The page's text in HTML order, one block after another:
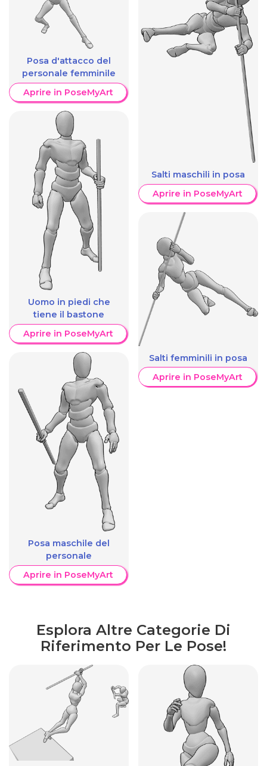
Posa d'attacco del
personale femminile
Aprire in PoseMyArt
Uomo in piedi che
tiene il bastone
Aprire in PoseMyArt
Posa maschile del
personale
Aprire in PoseMyArt
Salti maschili in posa
Aprire in PoseMyArt
Salti femminili in posa
Aprire in PoseMyArt
Esplora Altre Categorie Di
Riferimento Per Le Pose!